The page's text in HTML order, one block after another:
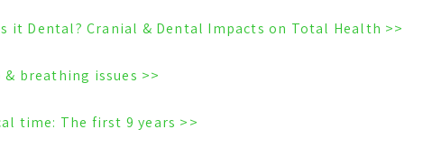
<< Is it Mental or is it Dental? Cranial & Dental Impacts on Total Health
<< Children: Sleep & breathing issues
<< The most critical time: The first 9 years